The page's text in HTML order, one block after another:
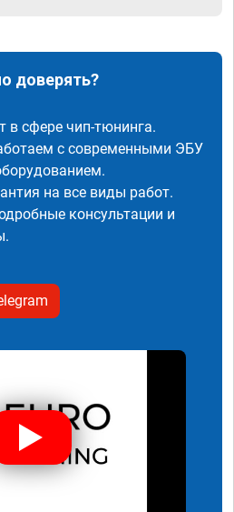
доверять?
в сфере чип-тюнинга.
с современными ЭБУ
на все виды работ.
консультации и